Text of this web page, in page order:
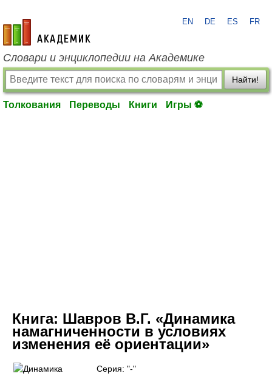
academic.ru
EN DE ES FR
Словари и энциклопедии на Академике
Найти!
Толкования Переводы Книги Игры ⚽
Книга: Шавров В.Г. «Динамика
намагниченности в условиях
изменения её ориентации»
Серия: "-"